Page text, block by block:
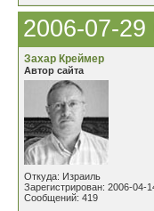
2006-07-29
Захар Креймер
Автор сайта
Откуда: Израиль
Зарегистрирован: 2006-04-
Сообщений: 419